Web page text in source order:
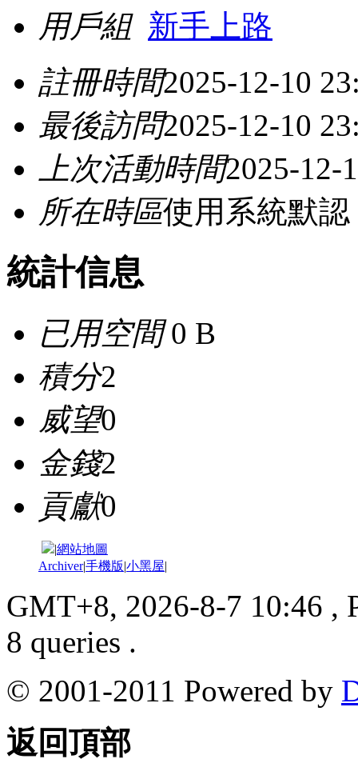
用戶組 新手上路
註冊時間2025-12-10
最後訪問2025-12-10
上次活動時間2025-12-
所在時區使用系統默認
統計信息
已用空間0 B
積分2
威望0
金錢2
貢獻0
|網站地圖
Archiver|手機版|小黑屋|
GMT+8, 2026-8-7 10:46 ,
8 queries .
© 2001-2011 Powered by
返回頂部